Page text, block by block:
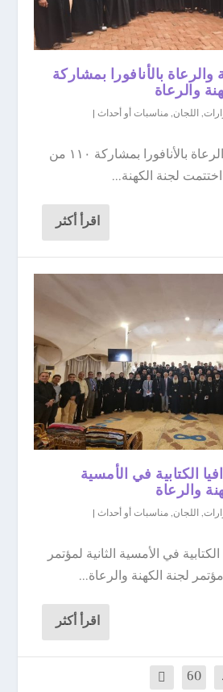
بالأنافورا بمشاركة
,اللجان,مناسبات أو أحداث |
ختام مؤتمر الكهنة والرعاة بالأنافورا بمشاركة ١١٠ من
اختتمت لجنة الكهنة...
اقرأ أكثر
الكتابية في الأمسية
والرعاة
,اللجان,مناسبات أو أحداث |
في الأمسية الثانية لمؤتمر
لجنة الكهنة والرعاة...
اقرأ أكثر
60